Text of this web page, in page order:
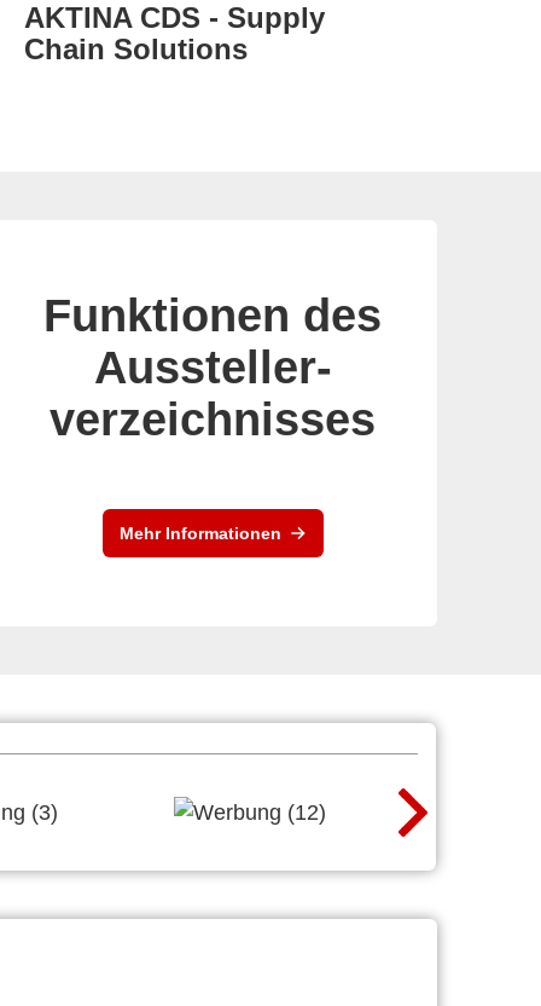
AKTINA CDS - Supply
Chain Solutions
Funktionen des
Aussteller-
verzeichnisses
Mehr Informationen